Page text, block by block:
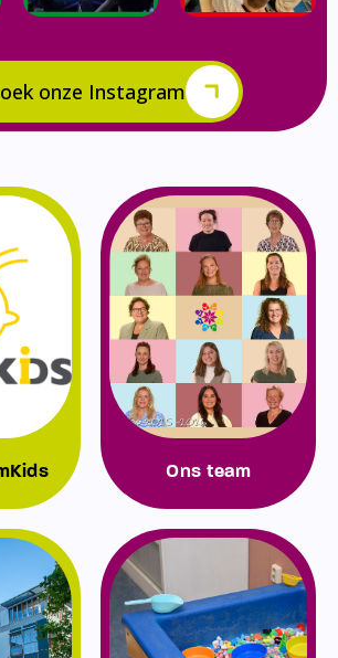
onze Instagram
Ons team